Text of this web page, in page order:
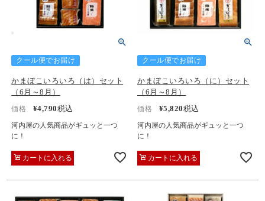
クール便でお届け
かまぼこいろいろ（は）セット
（6月～8月）
価格 ¥4,790税込
河内屋の人気商品がギュッと一つ
に！
カートに入れる
クール便でお届け
かまぼこいろいろ（に）セット
（6月～8月）
価格 ¥5,820税込
河内屋の人気商品がギュッと一つ
に！
カートに入れる